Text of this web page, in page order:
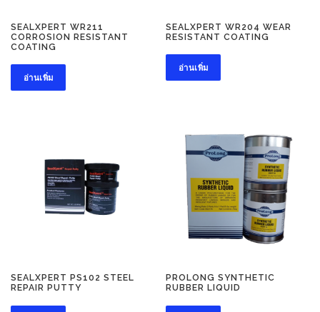
SEALXPERT WR211
CORROSION RESISTANT
COATING
อ่านเพิ่ม
SEALXPERT WR204 WEAR
RESISTANT COATING
อ่านเพิ่ม
SEALXPERT PS102 STEEL
REPAIR PUTTY
PROLONG SYNTHETIC
RUBBER LIQUID